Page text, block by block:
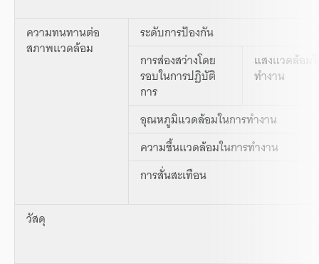
ความทนทานต่อ
สภาพแวดล้อม
ระดับการป้องกัน
การส่องสว่างโดย
รอบในการปฏิบัติ
การ
แสงแวดล้อม
ทำงาน
อุณหภูมิแวดล้อมในการทำงาน
ความชื้นแวดล้อมในการทำงาน
การสั่นสะเทือน
วัสดุ